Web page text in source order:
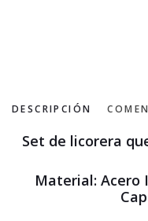
DESCRIPCIÓN
Set de licorera
Material: Acero